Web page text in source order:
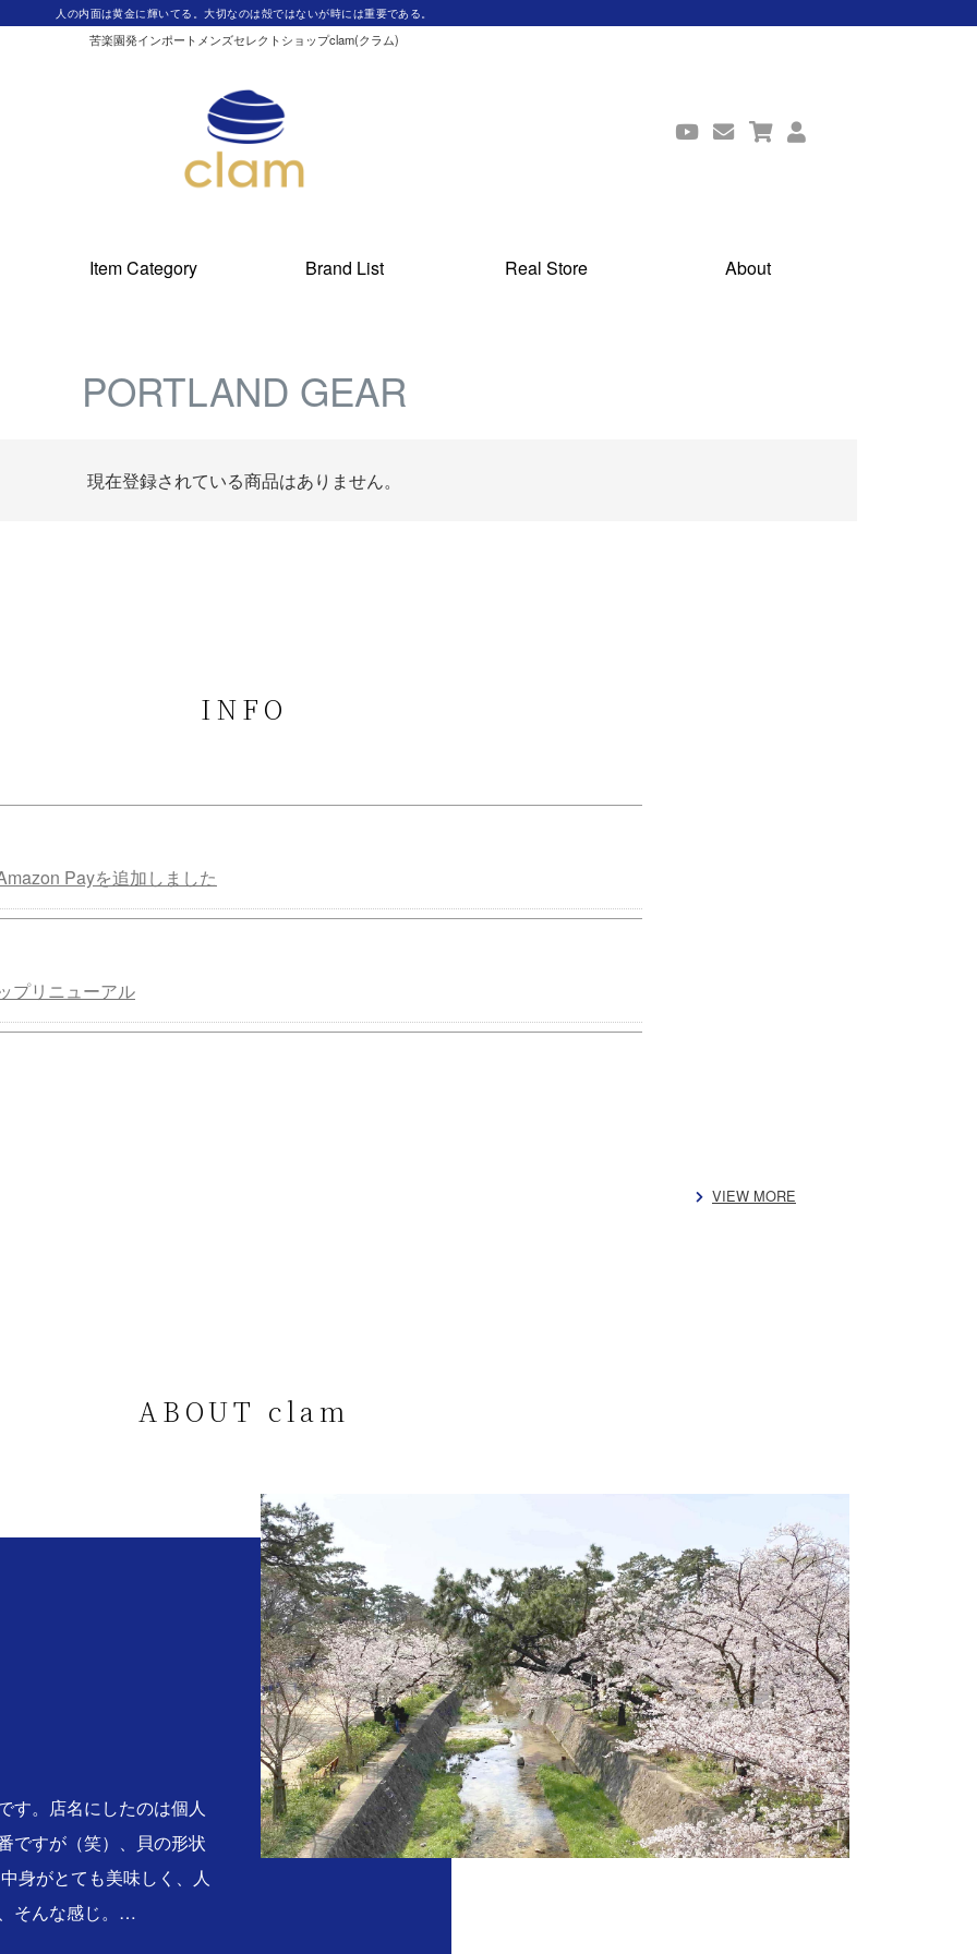
人の内面は黄金に輝いてる。大切なのは殻ではないが時には重要である。
苦楽園発インポートメンズセレクトショップclam(クラム)
Item Category Brand List Real Store About
PORTLAND GEAR
現在登録されている商品はありません。
INFO
Payを追加しました
プリニューアル
VIEW MORE
ABOUT clam
す。店名にしたのは個人
ですが（笑）、貝の形状
身がとても美味しく、人
そんな感じ。…